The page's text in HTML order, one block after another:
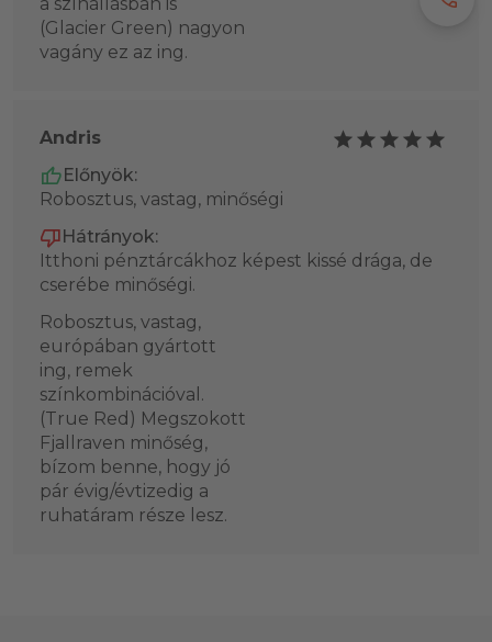
(Glacier Green) nagyon
vagány ez az ing.
Andris
Előnyök:
Robosztus, vastag, minőségi
Hátrányok:
Itthoni pénztárcákhoz képest kissé drága, de
cserébe minőségi.
Robosztus, vastag,
európában gyártott
ing, remek
színkombinációval.
(True Red) Megszokott
Fjallraven minőség,
bízom benne, hogy jó
pár évig/évtizedig a
ruhatáram része lesz.